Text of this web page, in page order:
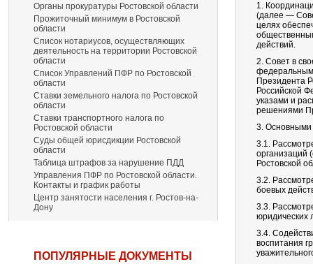
Органы прокуратуры Ростовской области
Прожиточный минимум в Ростовской
области
Список нотариусов, осуществляющих
деятельность на территории Ростовской
области
Список Управлений ПФР по Ростовской
области
Ставки земельного налога по Ростовской
области
Ставки транспортного налога по
Ростовской области
Суды общей юрисдикции Ростовской
области
Таблица штрафов за нарушение ПДД
Управления ПФР по Ростовской области.
Контакты и график работы
Центр занятости населения г. Ростов-на-
Дону
ПОПУЛЯРНЫЕ ДОКУМЕНТЫ
1.
(далее —
целях
действий.
2. Совет в
Президента
Российской
указами и
решениями
3. Основными
3.1.
организаций
Ростовской
3.2.
боевых
3.3.
юридических
3.4.
воспитания